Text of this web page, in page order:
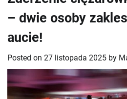
– dwie osoby
aucie!
Posted on 27 listopada 2025 by